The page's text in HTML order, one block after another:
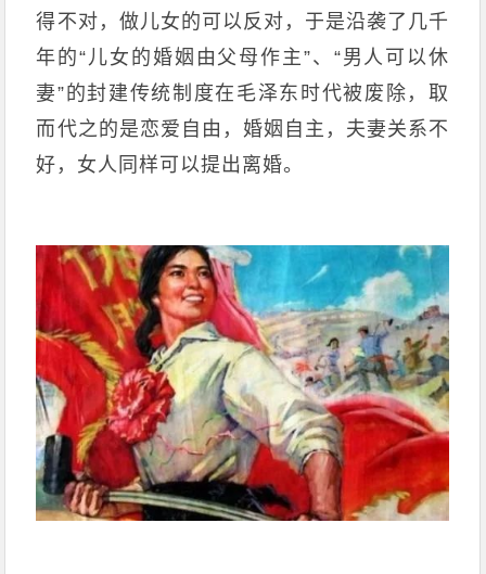
得不对，做儿女的可以反对，于是沿袭了几千
年的“儿女的婚姻由父母作主”、“男人可以休
妻”的封建传统制度在毛泽东时代被废除，取
而代之的是恋爱自由，婚姻自主，夫妻关系不
好，女人同样可以提出离婚。